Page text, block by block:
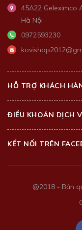
45A22 Geleximco
Hà Nội
0972593230
HỖ TRỢ KHÁCH
ĐIỀU KHOẢN DỊCH
KẾT NỐI TRÊN
@2018 - Bản